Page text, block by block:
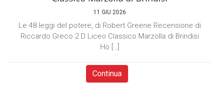
11 GIU 2026
Le 48 leggi del potere, di Robert Greene Recensione di
Riccardo Greco 2 D Liceo Classico Marzolla di Brindisi
Ho […]
Continua